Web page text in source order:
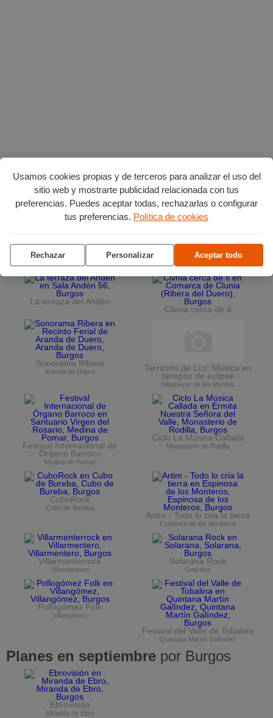
Usamos cookies propias y de terceros para analizar el uso del
sitio web y mostrarte publicidad relacionada con tus
preferencias. Puedes aceptar todas, rechazarlas o configurar
tus preferencias. Política de cookies
Rechazar Personalizar Aceptar todo
Planes en agostopor Burgos
Vuelta Ciclista a Burgos
Ciclo de conciertos en el
Museo del Retablo
La terraza del Andén
Clvnia cerca de ti
Sonorama Ribera
Aranda de Duero
Territorio de Luz. Música en
tiempos de eclipse
Villamayor de los Montes
Festival Internacional de
Órgano Barroco
Medina de Pomar
Ciclo La Música Callada
Monasterio de Rodilla
CuboRock
Cubo de Bureba
Artim - Todo lo cria la tierra
Espinosa de los Monteros
Villarmenterrock
Villarmentero
Solarana Rock
Solarana
Pollogómez Folk
Villangómez
Festival del Valle de Tobalina
Quintana Martín Galíndez
Planes en septiembre por Burgos
Ebrovisión
Miranda de Ebro